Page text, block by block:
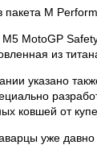
пакета M
MotoGP
из
указано
ковшей от
уже